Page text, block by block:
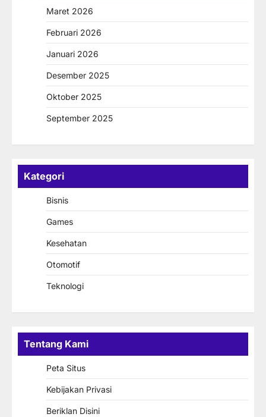
Maret 2026
Februari 2026
Januari 2026
Desember 2025
Oktober 2025
September 2025
Kategori
Bisnis
Games
Kesehatan
Otomotif
Teknologi
Tentang Kami
Peta Situs
Kebijakan Privasi
Beriklan Disini